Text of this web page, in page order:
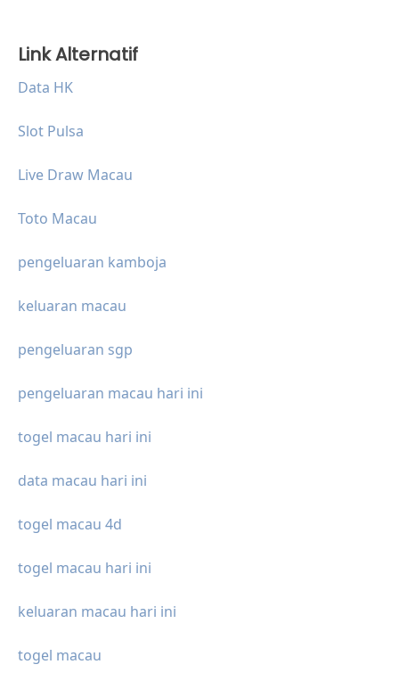
Link Alternatif
Data HK
Slot Pulsa
Live Draw Macau
Toto Macau
pengeluaran kamboja
keluaran macau
pengeluaran sgp
pengeluaran macau hari ini
togel macau hari ini
data macau hari ini
togel macau 4d
togel macau hari ini
keluaran macau hari ini
togel macau